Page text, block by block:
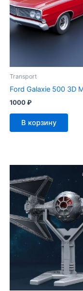
Transport
Ford Galaxie 500 3D
1000₽
В корзину